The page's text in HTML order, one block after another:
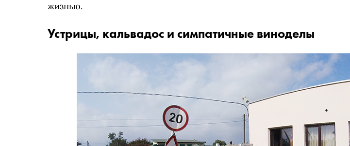
жизнью.
Устрицы, кальвадос и симпатичные виноделы